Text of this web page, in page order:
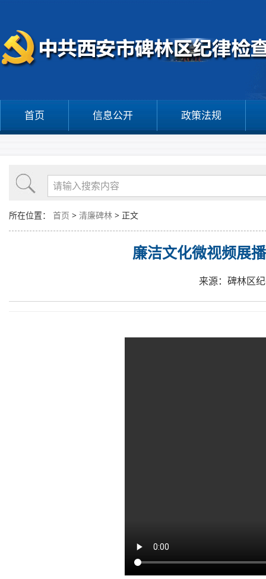
首页 信息公开 政策法规
所在位置： 首页 > 清廉碑林 > 正文
廉洁文化微视频展
来源：碑林区